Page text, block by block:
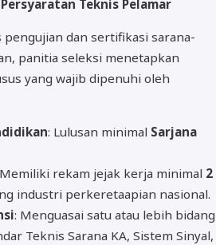
Teknis Pelamar
dan sertifikasi sarana-
panitia seleksi menetapkan
yang wajib dipenuhi oleh
: Lulusan minimal Sarjana
rekam jejak kerja minimal 2
industri perkeretaapian nasional.
: Menguasai satu atau lebih bidang
Teknis Sarana KA, Sistem Sinyal,